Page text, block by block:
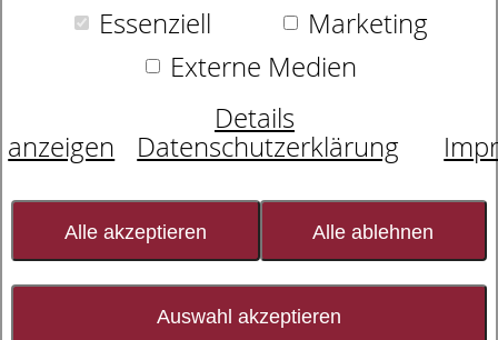
Druckdessin, schmal gesäumt (sommerlich)
Essenziell
Marketing
Externe Medien
Details
anzeigen
Datenschutzerklärung
Alle akzeptieren Alle ablehnen
Auswahl akzeptieren